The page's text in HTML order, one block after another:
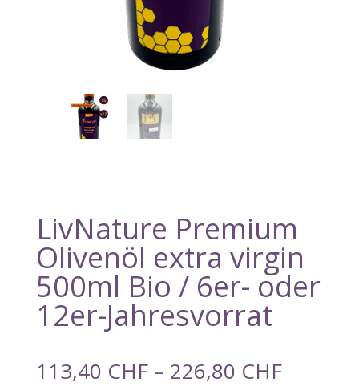
LivNature Premium
Olivenöl extra virgin
500ml Bio / 6er- oder
12er-Jahresvorrat
113,40 CHF– 226,80 CHF